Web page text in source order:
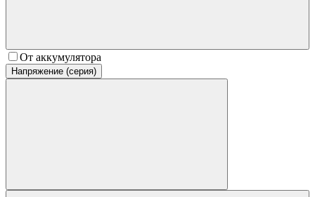
От аккумулятора
Напряжение (серия)